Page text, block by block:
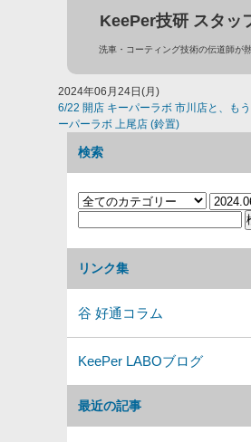
KeePer技研 スタッ
洗車・コーティング技術の伝道師が
2024年06月24日(月)
6/22 開店 キーパーラボ 市川店と、も
ーパーラボ 上尾店 (鈴置)
最近の記事
検索
リンク集
谷 好通コラム
KeePer LABOブログ